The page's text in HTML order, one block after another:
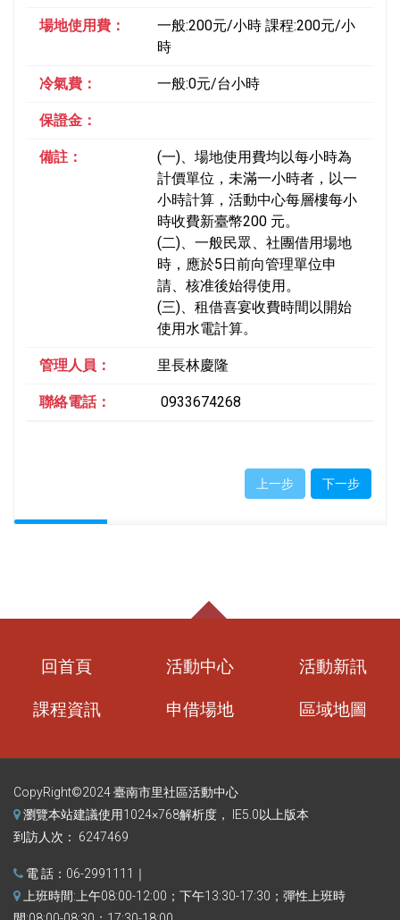
場地使用費：
一般:200元/小時 課程:200元/小
時
冷氣費： 一般:0元/台小時
保證金：
備註：
(一)、場地使用費均以每小時為
計價單位，未滿一小時者，以一
小時計算，活動中心每層樓每小
時收費新臺幣200 元。
(二)、一般民眾、社團借用場地
時，應於5日前向管理單位申
請、核准後始得使用。
(三)、租借喜宴收費時間以開始
使用水電計算。
管理人員： 里長林慶隆
聯絡電話： 0933674268
上一步 下一步
回首頁 活動中心 活動新訊
課程資訊 申借場地 區域地圖
CopyRight©2024 臺南市里社區活動中心
瀏覽本站建議使用1024×768解析度， IE5.0以上版本
到訪人次： 6247469
電 話：06-2991111｜
上班時間:上午08:00-12:00；下午13:30-17:30；彈性上班時